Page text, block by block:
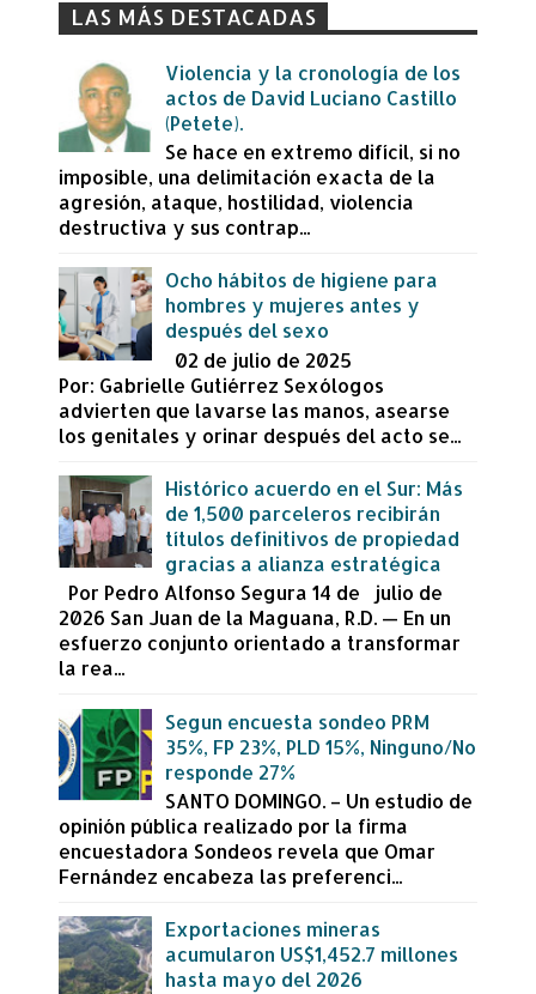
LAS MÁS DESTACADAS
Violencia y la cronología de los
actos de David Luciano Castillo
(Petete).
Se hace en extremo difícil, si no
imposible, una delimitación exacta de la
agresión, ataque, hostilidad, violencia
destructiva y sus contrap...
Ocho hábitos de higiene para
hombres y mujeres antes y
después del sexo
02 de julio de 2025
Por: Gabrielle Gutiérrez Sexólogos
advierten que lavarse las manos, asearse
los genitales y orinar después del acto se...
Histórico acuerdo en el Sur: Más
de 1,500 parceleros recibirán
títulos definitivos de propiedad
gracias a alianza estratégica
Por Pedro Alfonso Segura 14 de julio de
2026 San Juan de la Maguana, R.D. — En un
esfuerzo conjunto orientado a transformar
la rea...
Segun encuesta sondeo PRM
35%, FP 23%, PLD 15%, Ninguno/No
responde 27%
SANTO DOMINGO. – Un estudio de
opinión pública realizado por la firma
encuestadora Sondeos revela que Omar
Fernández encabeza las preferenci...
Exportaciones mineras
acumularon US$1,452.7 millones
hasta mayo del 2026